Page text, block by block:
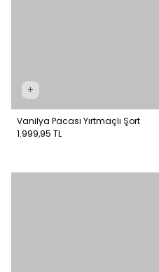
+
Vanilya Pacası Yırtmaçlı Şort
1.999,95 TL